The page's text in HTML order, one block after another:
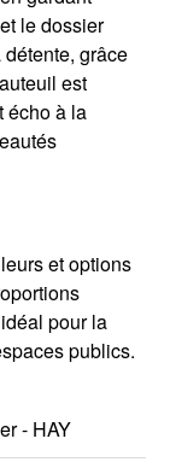
le dossier
grâce
est
écho à la
et options
pour la
publics.
- HAY